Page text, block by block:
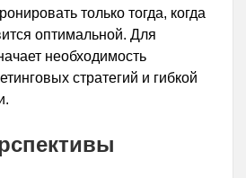
только тогда, когда
оптимальной. Для
необходимость
стратегий и гибкой